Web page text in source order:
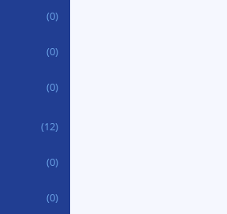
(0)
(0)
(0)
(12)
(0)
(0)